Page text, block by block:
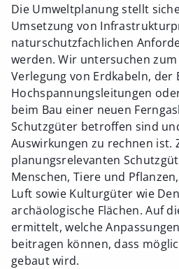
Die Umweltplanung stellt
Umsetzung von
naturschutzfachlichen
werden. Wir untersuchen
Verlegung von Erdkabeln, der
Hochspannungsleitungen
beim Bau einer neuen
Schutzgüter betroffen sind
Auswirkungen zu rechnen ist.
planungsrelevanten
Menschen, Tiere und
Luft sowie Kulturgüter wie
archäologische Flächen. Auf
ermittelt, welche
beitragen können, dass
gebaut wird.